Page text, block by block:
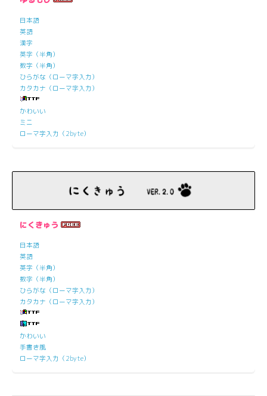
日本語
英語
漢字
英字（半角）
数字（半角）
ひらがな（ローマ字入力）
カタカナ（ローマ字入力）
かわいい
ミニ
ローマ字入力（2byte）
にくきゅう
日本語
英語
英字（半角）
数字（半角）
ひらがな（ローマ字入力）
カタカナ（ローマ字入力）
かわいい
手書き風
ローマ字入力（2byte）